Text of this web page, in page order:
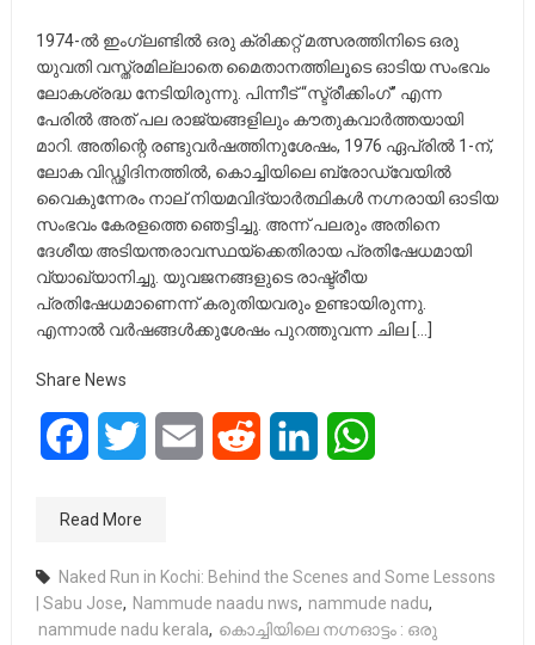
1974-ൽ ഇംഗ്ലണ്ടിൽ ഒരു ക്രിക്കറ്റ് മത്സരത്തിനിടെ ഒരു
യുവതി വസ്ത്രമില്ലാതെ മൈതാനത്തിലൂടെ ഓടിയ സംഭവം
ലോകശ്രദ്ധ നേടിയിരുന്നു. പിന്നീട് “സ്ട്രീക്കിംഗ്” എന്ന
പേരിൽ അത് പല രാജ്യങ്ങളിലും കൗതുകവാർത്തയായി
മാറി. അതിന്റെ രണ്ടുവർഷത്തിനുശേഷം, 1976 ഏപ്രിൽ 1-ന്,
ലോക വിഡ്ഢിദിനത്തിൽ, കൊച്ചിയിലെ ബ്രോഡ്‌വേയിൽ
വൈകുന്നേരം നാല് നിയമവിദ്യാർത്ഥികൾ നഗ്നരായി ഓടിയ
സംഭവം കേരളത്തെ ഞെട്ടിച്ചു. അന്ന് പലരും അതിനെ
ദേശീയ അടിയന്തരാവസ്ഥയ്ക്കെതിരായ പ്രതിഷേധമായി
വ്യാഖ്യാനിച്ചു. യുവജനങ്ങളുടെ രാഷ്ട്രീയ
പ്രതിഷേധമാണെന്ന് കരുതിയവരും ഉണ്ടായിരുന്നു.
എന്നാൽ വർഷങ്ങൾക്കുശേഷം പുറത്തുവന്ന ചില […]
Share News
FacebookTwitter Email Reddit LinkedIn
Read More
Naked Run in Kochi: Behind the Scenes and Some Lessons
| Sabu Jose, Nammude naadu nws, nammude nadu,
nammude nadu kerala, കൊച്ചിയിലെ നഗ്നഓട്ടം : ഒരു